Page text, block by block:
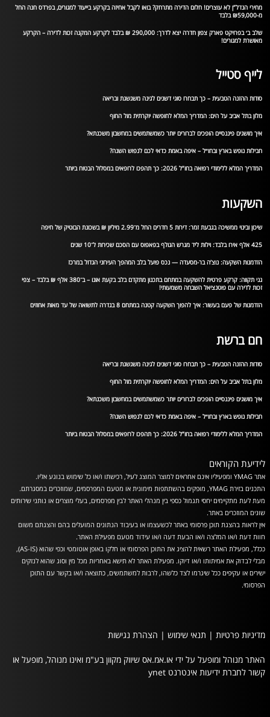
מחירי הנדל”ן לא עוצרים! חלום הדירה מתרחק? בואו לקבל אחיזה בקרקע בייעוד למגורים, בפרדס חנה החל
מ-₪59,000 בלבד
שלב ב׳ בפרויקט פארק צפון חדרה יצא לדרך: 290,000 ₪ בלבד לקרקע המקנה זכות לדירה – הקרקע
מאושרת למגורים!
לייף סטייל
סודות ההזנה הטבעית – כך תבחרו סוגי דשנים לגינה משגשגת ובריאה
מלון בתל אביב על הים: המדריך המלא לחופשה יוקרתית מול החוף
איך מושגים פיננסיים הופכים לברורים יותר כשמשתמשים במחשבון משכנתא?
חבילות נופש בארץ ובחו״ל – איפה באמת כדאי לכם לנפוש השנה?
המדריך המלא ללימודי רפואה בחו”ל 2026: כך תהפכו לרופאים במסלול הבטוח ביותר
השקעות
שיכון ובינוי ממשיכה בגבעת זמר: דירות 5 חדרים החל מ־2.99 מיליון ₪ בשכונת הבוטיק של חיפה
425 אלף אירו בלבד: וילות ליד מגרש הגולף בפאפוס עם הסכם שכירות ל־10 שנים
הזדמנות השקעה: נוצ’ה בר-מסעדה — נכס פועל בלב המהפך העירוני הגדול במרכז
גני תקווה: קרקע פרטית להשקעה במתחם בתכנון מתקדם בלב בקעת אונו – ב־380 אלף ₪ בלבד – צפי
זכות לדירה עם פוטנציאל השבחה משמעותי!
הזדמנות של פעם בעשור: איך להפוך השקעה קטנה במתחם 8 בגדרה לתשואה של עד מאות אחוזים
חם ברשת
סודות ההזנה הטבעית – כך תבחרו סוגי דשנים לגינה משגשגת ובריאה
מלון בתל אביב על הים: המדריך המלא לחופשה יוקרתית מול החוף
איך מושגים פיננסיים הופכים לברורים יותר כשמשתמשים במחשבון משכנתא?
חבילות נופש בארץ ובחו״ל – איפה באמת כדאי לכם לנפוש השנה?
המדריך המלא ללימודי רפואה בחו”ל 2026: כך תהפכו לרופאים במסלול הבטוח ביותר
לידיעת הקוראים
אתר YMAG ומפעיליו אינם אחראים למוצר המוצג לעיל, רכישתו ו/או כל שימוש בנוגע אליו.
התכנים בזירת YMAG, מופקים בהשתתפות מימונית או מטעם המפרסמים, שמוזכרים במסגרתם.
מעת לעת מתקיימים יחסי תגמול כספי בין מנהלי האתר לבין מפרסמים, בעלי מוצרים או נותני שירותים
שונים המוזכרים באתר.
אין לראות בהצגת תוכן פרסומי באתר לכשעצמו או בעיבוד הנתונים המועלים בהם והצגתם משום
חוות דעת ו/או המלצה ו/או הבעת דעה ו/או עידוד מטעם מפעילת האתר.
ככלל, מפעילת האתר רשאית להציג את התוכן הפרסומי או חלקו באופן אוטומטי וכפי שהוא (AS-IS),
מבלי לבדוק את אמיתותו ו/או דיוקו. מפעילת האתר לא תישא באחריות מכל מין וסוג שהוא לנזקים
ישירים או עקיפים ככל שיגרמו לצד כלשהו, לרבות למשתמשים, כתוצאה ו/או בקשר עם התוכן
הפרסומי.
מדיניות פרטיות | תנאי שימוש | הצהרת נגישות
האתר מנוהל ומופעל על ידי או.אמ.אס שיווק מקוון בע"מ ואינו מנוהל, מופעל או
קשור לחברת ידיעות אינטרנט ynet